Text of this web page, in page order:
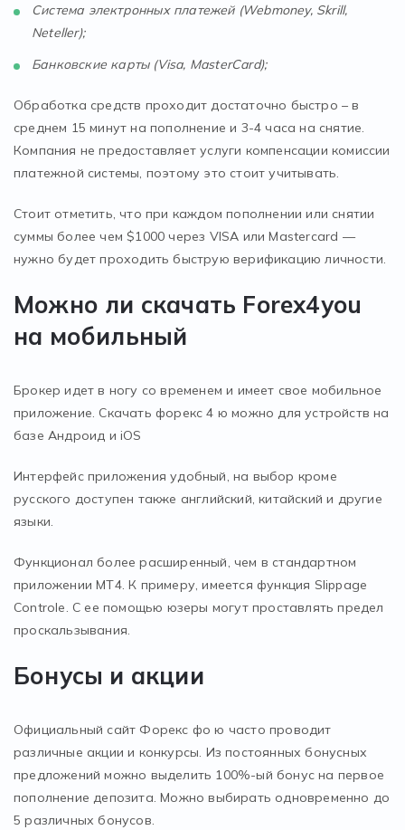
Система электронных платежей (Webmoney, Skrill,
Neteller);
Банковские карты (Visa, MasterCard);
Обработка средств проходит достаточно быстро – в
среднем 15 минут на пополнение и 3-4 часа на снятие.
Компания не предоставляет услуги компенсации комиссии
платежной системы, поэтому это стоит учитывать.
Стоит отметить, что при каждом пополнении или снятии
суммы более чем $1000 через VISA или Mastercard —
нужно будет проходить быструю верификацию личности.
Можно ли скачать Forex4you
на мобильный
Брокер идет в ногу со временем и имеет свое мобильное
приложение. Скачать форекс 4 ю можно для устройств на
базе Андроид и iOS
Интерфейс приложения удобный, на выбор кроме
русского доступен также английский, китайский и другие
языки.
Функционал более расширенный, чем в стандартном
приложении МТ4. К примеру, имеется функция Slippage
Controle. С ее помощью юзеры могут проставлять предел
проскальзывания.
Бонусы и акции
Официальный сайт Форекс фо ю часто проводит
различные акции и конкурсы. Из постоянных бонусных
предложений можно выделить 100%-ый бонус на первое
пополнение депозита. Можно выбирать одновременно до
5 различных бонусов.